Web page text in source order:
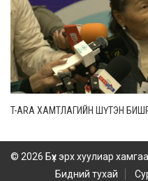
T-ARA ХАМТЛАГИЙН ШҮТЭН
© 2026 Бүх эрх хуулиар
Бидний тухай